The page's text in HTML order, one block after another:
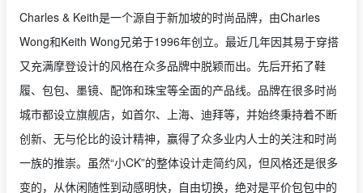
Charles & Keith是一个源自于新加坡的时尚品牌，由Charles
Wong和Keith Wong兄弟于1996年创立。最近几年因其易于穿搭
又充满摩登设计的风格在众多品牌中脱颖而出。先后开拓了鞋
履、包包、墨镜、配饰和珠宝等全面的产品线。品牌在很多时尚
城市都设立旗舰店，如首尔、上海、迪拜等，并始终秉持着不断
创新、无与伦比的设计精神，赢得了众多业内人士的关注和时尚
一族的推崇。虽然“小CK”的整体设计走简约风，但风格还是很多
变的，从休闲随性到动感明快，自由切换，绝对是平价包包中的